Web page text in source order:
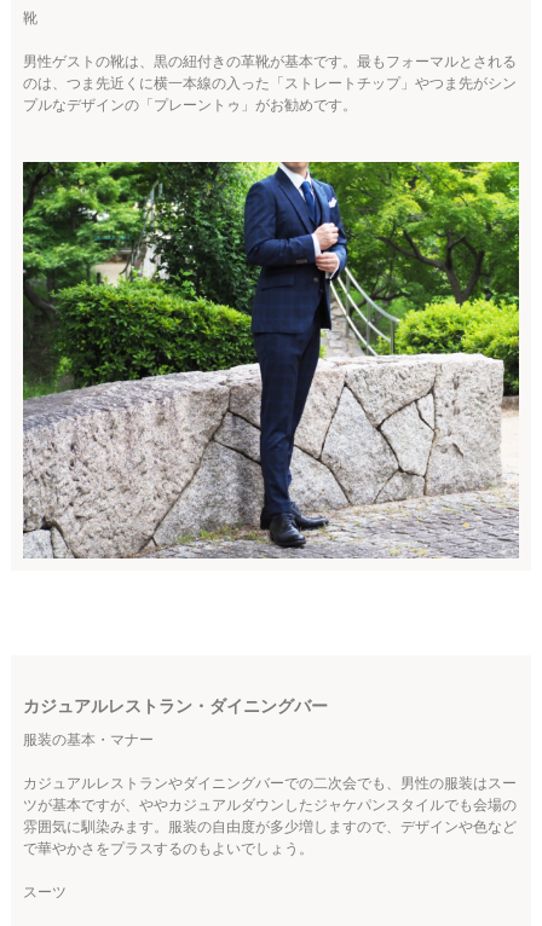
靴
男性ゲストの靴は、黒の紐付きの革靴が基本です。最もフォーマルとされる
のは、つま先近くに横一本線の入った「ストレートチップ」やつま先がシン
プルなデザインの「プレーントゥ」がお勧めです。
カジュアルレストラン・ダイニングバー
服装の基本・マナー
カジュアルレストランやダイニングバーでの二次会でも、男性の服装はスー
ツが基本ですが、ややカジュアルダウンしたジャケパンスタイルでも会場の
雰囲気に馴染みます。服装の自由度が多少増しますので、デザインや色など
で華やかさをプラスするのもよいでしょう。
スーツ